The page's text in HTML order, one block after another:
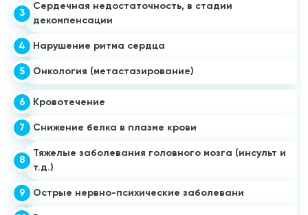
Сердечная недостаточность, в стадии
декомпенсации
3
Нарушение ритма сердца
4
Онкология (метастазирование)
5
Кровотечение
6
Снижение белка в плазме крови
7
Тяжелые заболевания головного мозга (инсульт и
т.д.)
8
Острые нервно-психические заболевани
9